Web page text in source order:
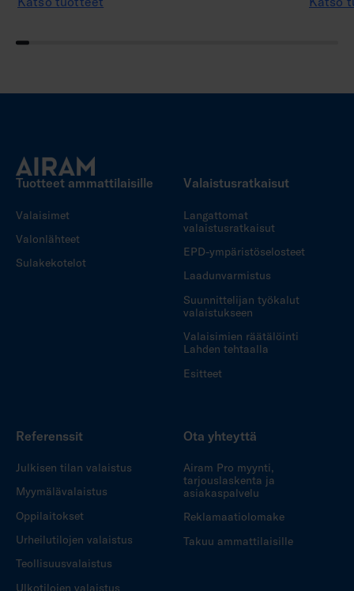
Tuotteet ammattilaisille
Valaisimet
Valonlähteet
Sulakekotelot
Valaistusratkaisut
Langattomat
valaistusratkaisut
EPD-ympäristöselosteet
Laadunvarmistus
Suunnittelijan työkalut
valaistukseen
Valaisimien räätälöinti
Lahden tehtaalla
Esitteet
Referenssit
Julkisen tilan valaistus
Myymälävalaistus
Oppilaitokset
Urheilutilojen valaistus
Teollisuusvalaistus
Ulkotilojen valaistus
Ota yhteyttä
Airam Pro myynti,
tarjouslaskenta ja
asiakaspalvelu
Reklamaatiolomake
Takuu ammattilaisille